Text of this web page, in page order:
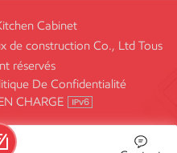
Cabinet
de construction Co., Ltd Tous
réservés
De Confidentialité
CHARGE